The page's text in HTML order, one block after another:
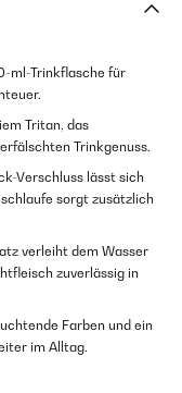
ml-Trinkflasche für
Tritan, das
Trinkgenuss.
Verschluss lässt sich
sorgt zusätzlich
verleiht dem Wasser
zuverlässig in
Farben und ein
im Alltag.